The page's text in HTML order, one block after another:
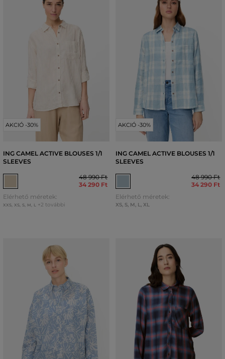
AKCIÓ -30%
ING CAMEL ACTIVE BLOUSES 1/1
SLEEVES
48 990 Ft
34 290 Ft
Elérhető méretek:
XXS, XS, S, M L +2 további
AKCIÓ -30%
ING CAMEL ACTIVE BLOUSES 1/1
SLEEVES
48 990 Ft
34 290 Ft
Elérhető méretek:
XS, S, M, L, XL